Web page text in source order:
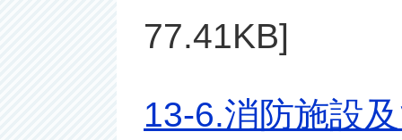
77.41KB]
13-6.消防施設